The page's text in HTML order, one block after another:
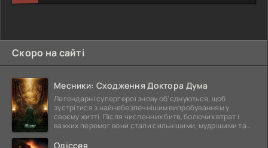
Скоро на сайті
Месники: Сходження Доктора Дума
Легендарні супергерої знову об'єднуються, щоб
зустрітися з найнебезпечнішим випробуванням у
своєму житті. Після численних битв, болючих втрат і
важких перемог вони стали сильнішими, мудрішими та
Одіссея